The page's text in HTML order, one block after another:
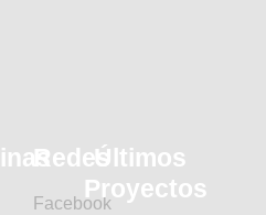
Redes
Facebook
Últimos
Proyectos